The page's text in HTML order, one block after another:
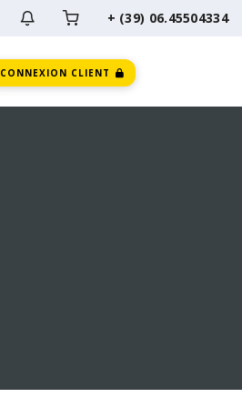
+ (39) 06.45504334
CONNEXION CLIENT